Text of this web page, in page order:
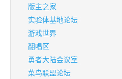
版主之家
实验体基地论坛
游戏世界
翻唱区
勇者大陆会议室
菜鸟联盟论坛